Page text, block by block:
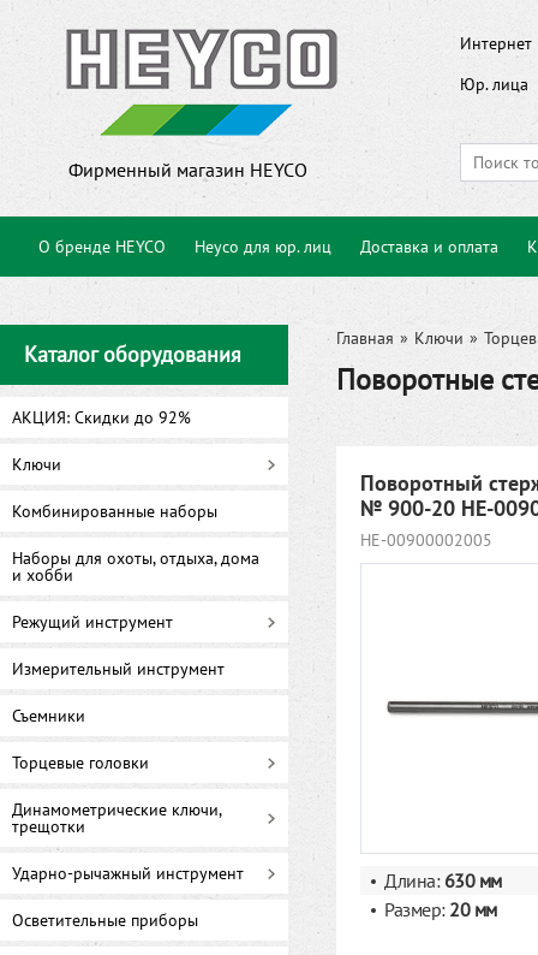
Фирменный магазин HEYCO
Интернет
Юр. лица
О бренде HEYCO Heyco для юр. лиц Доставка и оплата
Каталог оборудования
АКЦИЯ: Скидки до 92%
Ключи
Комбинированные наборы
Наборы для охоты, отдыха, дома
и хобби
Режущий инструмент
Измерительный инструмент
Съемники
Торцевые головки
Динамометрические ключи,
трещотки
Ударно-рычажный инструмент
Осветительные приборы
Главная » Ключи »
Поворотные
Поворотный
№ 900-20 HE-
HE-00900002005
Длина: 630 мм
Размер: 20 мм